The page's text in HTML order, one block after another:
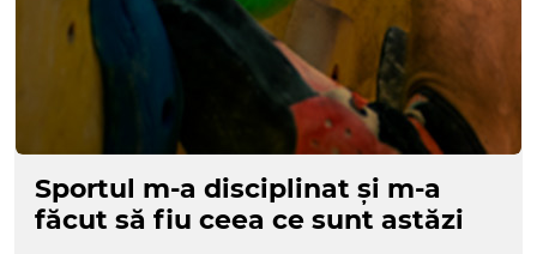
Sportul m-a disciplinat și m-a
făcut să fiu ceea ce sunt astăzi